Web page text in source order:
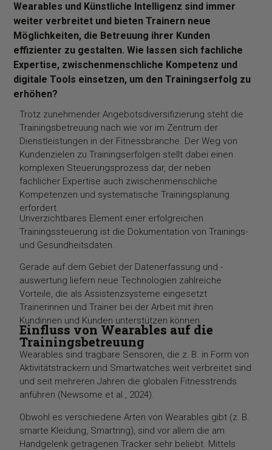
Wearables und Künstliche Intelligenz sind immer
weiter verbreitet und bieten Trainern neue
Möglichkeiten, die Betreuung ihrer Kunden
effizienter zu gestalten. Wie lassen sich fachliche
Expertise, zwischenmenschliche Kompetenz und
digitale Tools einsetzen, um den Trainingserfolg zu
erhöhen?
Trotz zunehmender Angebotsdiversifizierung steht die
Trainingsbetreuung nach wie vor im Zentrum der
Dienstleistungen in der Fitnessbranche. Der Weg von
Kundenzielen zu Trainingserfolgen stellt dabei einen
komplexen Steuerungsprozess dar, der neben
fachlicher Expertise auch zwischenmenschliche
Kompetenzen und systematische Trainingsplanung
erfordert.
Unverzichtbares Element einer erfolgreichen
Trainingssteuerung ist die Dokumentation von Trainings-
und Gesundheitsdaten.
Gerade auf dem Gebiet der Datenerfassung und -
auswertung liefern neue Technologien zahlreiche
Vorteile, die als Assistenzsysteme eingesetzt
Trainerinnen und Trainer bei der Arbeit mit ihren
Kundinnen und Kunden unterstützen können.
Einfluss von Wearables auf die
Trainingsbetreuung
Wearables sind tragbare Sensoren, die z. B. in Form von
Aktivitätstrackern und Smartwatches weit verbreitet sind
und seit mehreren Jahren die globalen Fitnesstrends
anführen (Newsome et al., 2024).
Obwohl es verschiedene Arten von Wearables gibt (z. B.
smarte Kleidung, Smartring), sind vor allem die am
Handgelenk getragenen Tracker sehr beliebt. Mittels